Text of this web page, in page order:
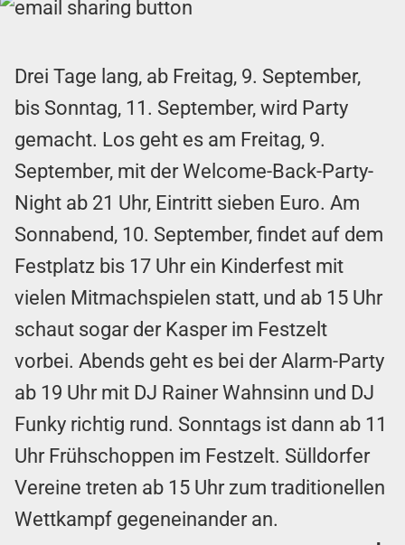
Drei Tage lang, ab Freitag, 9. September,
bis Sonntag, 11. September, wird Party
gemacht. Los geht es am Freitag, 9.
September, mit der Welcome-Back-Party-
Night ab 21 Uhr, Eintritt sieben Euro. Am
Sonnabend, 10. September, findet auf dem
Festplatz bis 17 Uhr ein Kinderfest mit
vielen Mitmachspielen statt, und ab 15 Uhr
schaut sogar der Kasper im Festzelt
vorbei. Abends geht es bei der Alarm-Party
ab 19 Uhr mit DJ Rainer Wahnsinn und DJ
Funky richtig rund. Sonntags ist dann ab 11
Uhr Frühschoppen im Festzelt. Sülldorfer
Vereine treten ab 15 Uhr zum traditionellen
Wettkampf gegeneinander an.